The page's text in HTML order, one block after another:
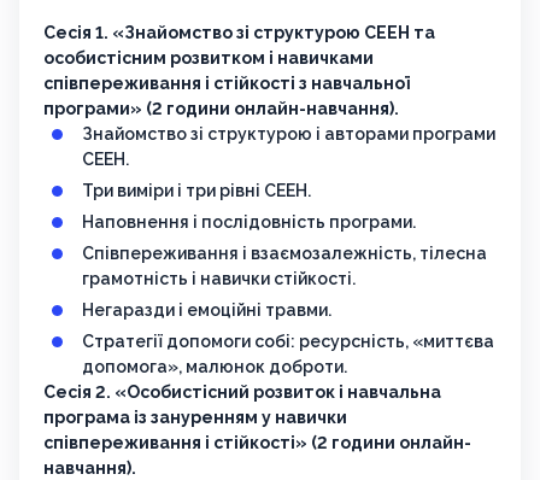
Сесія 1. «Знайомство зі структурою СЕЕН та
особистісним розвитком і навичками
співпереживання і стійкості з навчальної
програми» (2 години онлайн-навчання).
Знайомство зі структурою і авторами програми
СЕЕН.
Три виміри і три рівні СЕЕН.
Наповнення і послідовність програми.
Співпереживання і взаємозалежність, тілесна
грамотність і навички стійкості.
Негаразди і емоційні травми.
Стратегії допомоги собі: ресурсність, «миттєва
допомога», малюнок доброти.
Сесія 2. «Особистісний розвиток і навчальна
програма із зануренням у навички
співпереживання і стійкості» (2 години онлайн-
навчання).